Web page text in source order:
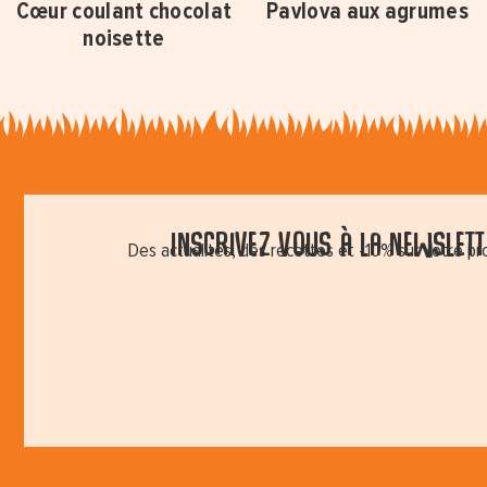
Cœur coulant chocolat
noisette
Pavlova aux agrumes
Inscrivez vous à la
Des actualités, des recettes et -10% sur votre